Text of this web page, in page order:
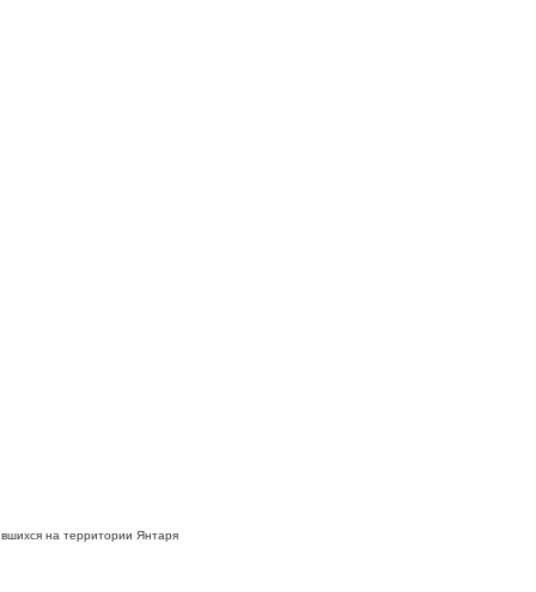
на территории Янтаря